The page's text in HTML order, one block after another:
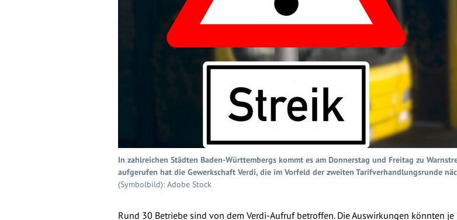
In zahlreichen Städten Baden-Württembergs kommt es am Donnerstag und Freitag zu
aufgerufen hat die Gewerkschaft Verdi, die im Vorfeld der zweiten Tarifverhandlungsrunde
(Symbolbild): Adobe Stock
Rund 30 Betriebe sind von dem Verdi-Aufruf betroffen. Die Auswirkungen könnten